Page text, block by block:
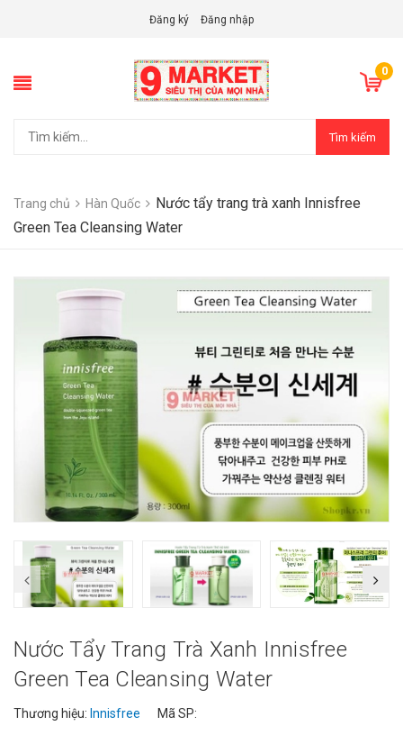
Đăng ký Đăng nhập
0
Tìm kiếm
Trang chủ Hàn Quốc
Nước tẩy trang trà xanh Innisfree
Green Tea Cleansing Water
Nước Tẩy Trang Trà Xanh Innisfree
Green Tea Cleansing Water
Thương hiệu: Innisfree Mã SP: